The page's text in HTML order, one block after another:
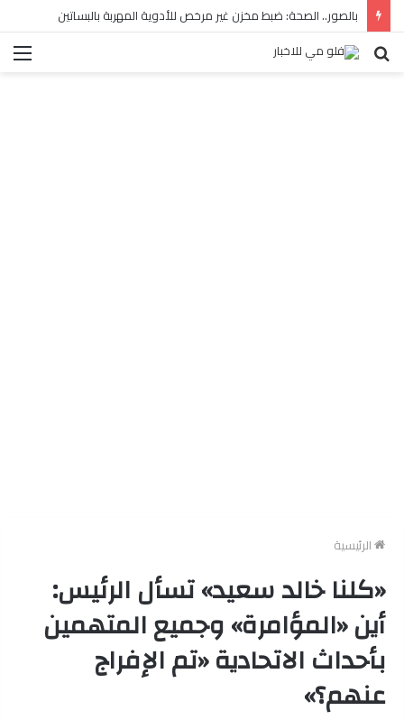
بالصور.. الصحة: ضبط مخزن غير مرخص للأدوية المهربة بالبساتين
بحث
الرئيسية
«كلنا خالد سعيد» تسأل الرئيس:
أين «المؤامرة» وجميع المتهمين
بأحداث الاتحادية «تم الإفراج
عنهم؟»